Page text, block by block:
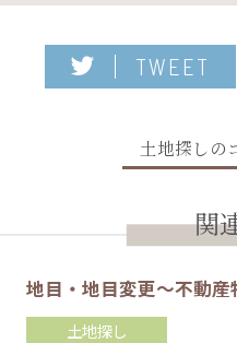
TWEET
土地探しの
関
地目・地目変更～不動
土地探し